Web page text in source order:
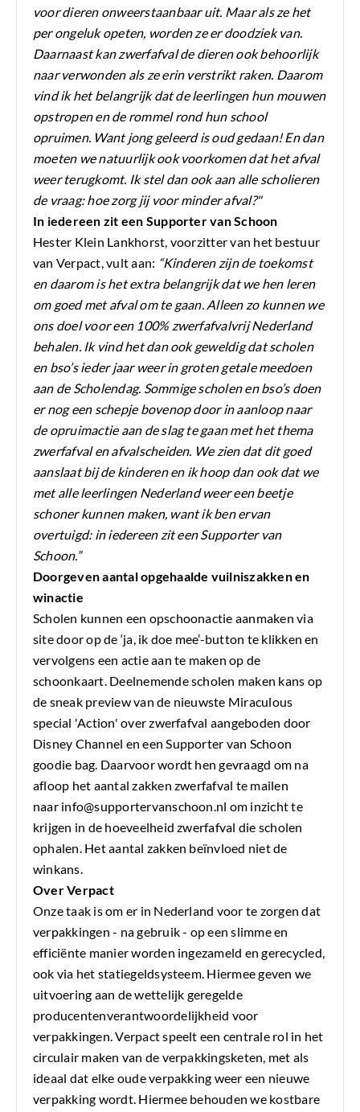
voor dieren onweerstaanbaar uit. Maar als ze het
per ongeluk opeten, worden ze er doodziek van.
Daarnaast kan zwerfafval de dieren ook behoorlijk
naar verwonden als ze erin verstrikt raken. Daarom
vind ik het belangrijk dat de leerlingen hun mouwen
opstropen en de rommel rond hun school
opruimen. Want jong geleerd is oud gedaan! En dan
moeten we natuurlijk ook voorkomen dat het afval
weer terugkomt. Ik stel dan ook aan alle scholieren
de vraag: hoe zorg jij voor minder afval?"
In iedereen zit een Supporter van Schoon
Hester Klein Lankhorst, voorzitter van het bestuur
van Verpact, vult aan: “Kinderen zijn de toekomst
en daarom is het extra belangrijk dat we hen leren
om goed met afval om te gaan. Alleen zo kunnen we
ons doel voor een 100% zwerfafvalvrij Nederland
behalen. Ik vind het dan ook geweldig dat scholen
en bso’s ieder jaar weer in groten getale meedoen
aan de Scholendag. Sommige scholen en bso’s doen
er nog een schepje bovenop door in aanloop naar
de opruimactie aan de slag te gaan met het thema
zwerfafval en afvalscheiden. We zien dat dit goed
aanslaat bij de kinderen en ik hoop dan ook dat we
met alle leerlingen Nederland weer een beetje
schoner kunnen maken, want ik ben ervan
overtuigd: in iedereen zit een Supporter van
Schoon.”
Doorgeven aantal opgehaalde vuilniszakken en
winactie
Scholen kunnen een opschoonactie aanmaken via
site door op de ‘ja, ik doe mee’-button te klikken en
vervolgens een actie aan te maken op de
schoonkaart. Deelnemende scholen maken kans op
de sneak preview van de nieuwste Miraculous
special 'Action' over zwerfafval aangeboden door
Disney Channel en een Supporter van Schoon
goodie bag. Daarvoor wordt hen gevraagd om na
afloop het aantal zakken zwerfafval te mailen
naar info@supportervanschoon.nl om inzicht te
krijgen in de hoeveelheid zwerfafval die scholen
ophalen. Het aantal zakken beïnvloed niet de
winkans.
Over Verpact
Onze taak is om er in Nederland voor te zorgen dat
verpakkingen - na gebruik - op een slimme en
efficiënte manier worden ingezameld en gerecycled,
ook via het statiegeldsysteem. Hiermee geven we
uitvoering aan de wettelijk geregelde
producentenverantwoordelijkheid voor
verpakkingen. Verpact speelt een centrale rol in het
circulair maken van de verpakkingsketen, met als
ideaal dat elke oude verpakking weer een nieuwe
verpakking wordt. Hiermee behouden we kostbare